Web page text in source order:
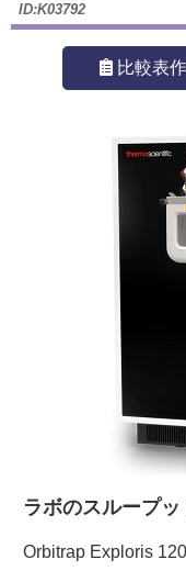
ID:K03792
比較表
ラボのスループ
Orbitrap Exploris
カテゴリー一覧
メーカー別索引
ご利用ガイド
受託オンライン
ラボプランニング
実験フローガイド
ワケンG オンライ
薬研社 ホームペー